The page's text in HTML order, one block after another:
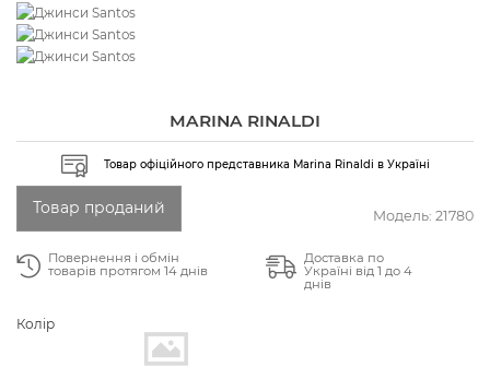
MARINA RINALDI
Товар офіційного представника Marina Rinaldi в Україні
Модель: 21780
Товар проданий
Повернення і обмін
товарів протягом 14 днів
Доставка по
Україні від 1 до 4
днів
Колір